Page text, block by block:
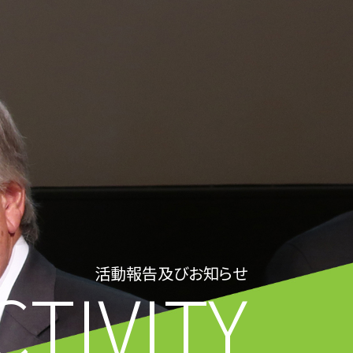
活動報告及びお知らせ